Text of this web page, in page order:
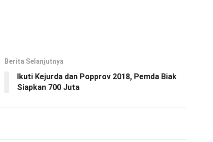
Berita Selanjutnya
Ikuti Kejurda dan Popprov 2018, Pemda Biak
Siapkan 700 Juta